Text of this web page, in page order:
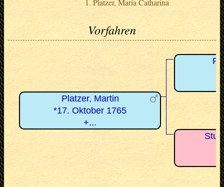
Platzer, Maria Catharina
Vorfahren
Platzer, Martin
*17. Oktober 1765
+...